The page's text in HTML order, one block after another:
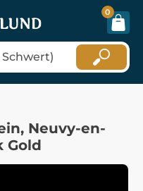
0
Neuvy-en-
Gold